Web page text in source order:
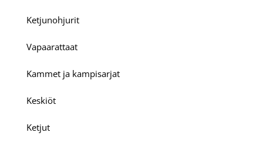
Ketjunohjurit
Vapaarattaat
Kammet ja kampisarjat
Keskiöt
Ketjut